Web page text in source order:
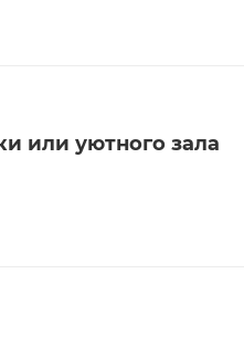
или уютного зала